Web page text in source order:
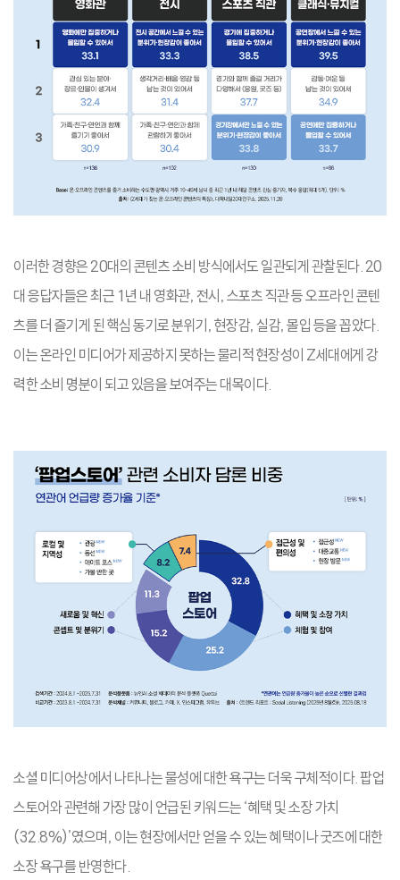
이러한 경향은 20대의 콘텐츠 소비 방식에서도 일관되게 관찰된다. 20
대 응답자들은 최근 1년 내 영화관, 전시, 스포츠 직관 등 오프라인 콘텐
츠를 더 즐기게 된 핵심 동기로 분위기, 현장감, 실감, 몰입 등을 꼽았다.
이는 온라인 미디어가 제공하지 못하는 물리적 현장성이 Z세대에게 강
력한 소비 명분이 되고 있음을 보여주는 대목이다.
소셜 미디어상에서 나타나는 물성에 대한 욕구는 더욱 구체적이다. 팝업
스토어와 관련해 가장 많이 언급된 키워드는 ‘혜택 및 소장 가치
(32.8%)’였으며, 이는 현장에서만 얻을 수 있는 혜택이나 굿즈에 대한
소장 욕구를 반영한다.